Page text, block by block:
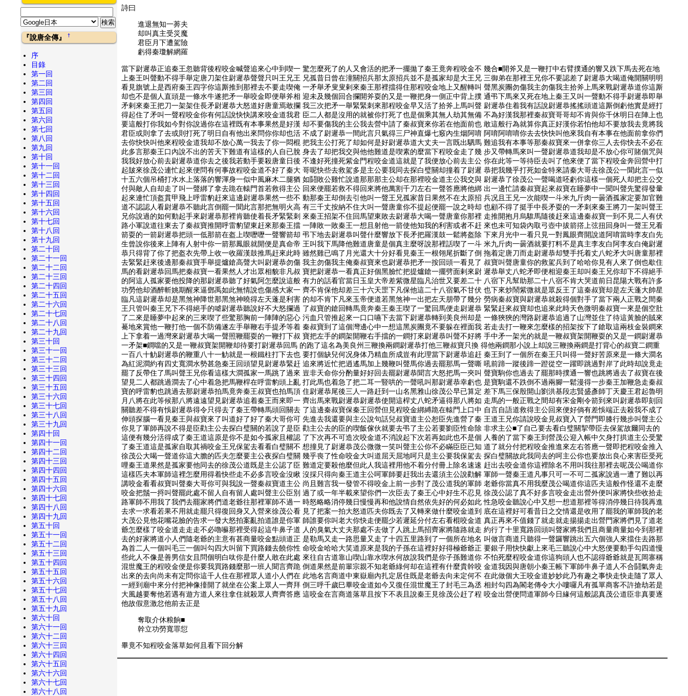
詩曰
進退無知一莾夫
却叫真主受災魔
君臣月下遭駕險
虧得秦瓊解網羅
當下尉遲恭正追秦王忽聽背後程咬金喊聲追來心中到喫一 驚怎麼死了的人又會活的把矛一擺拋了秦王竟奔程咬金不 幾合■開斧又是一鞭打中右臂撲通的響又跌下馬去死在地
上秦王叫聲動不得手舉定唐刀架住尉遲恭聲聲只叫王兄王 兄孤昔日曾在潼關招兵那太原招兵並不是孤家却是大王兄 三御弟在那裡王兄你不要認差了尉遲恭大喝道俺開關明明
看見旗號上是西府秦王四字你這厮推到那裡去不要走喫俺 一矛舉矛叟叟剌來秦王那裡擋得住那程咬金地上又醒轉叫 聲黑炭團勿傷我主勿傷我主拾斧上馬來戰尉遲恭道你這厮
却也不是個人直頭是一條水牛遂把矛一舉咬金即便舉斧相 迎未及幾個回合攔開斧耍的又是一鞭把身一側正中背上撲 通弔下馬來又死在地上秦王又叫一聲動不得手尉遲恭即舉
矛剌來秦王把刀一架架住長矛尉遲恭大怒道好唐童焉敢攔 我三次把矛一舉緊緊刺來那程咬金早又活了拾斧上馬叫聲 尉遲恭住着我有話說尉遲恭搖搖頭道這厮倒虧他實是經打
得起住了矛叫一聲程咬金你有何話說快快講來咬金道我君 臣二人都是沒用的就被你打死了也是個乘其無人劫其無備 不為好漢我那裡秦叔寶哥哥却不肯與你千休明日在陣上也
要這般打你我如今對你說過你在這裡既有本事果然是好漢 却不要傷我的主公我去營中請了秦叔寶來你若在他面前也 敢這般行為就算你真正好漢你若怕他却不要放我去竟將我
君臣或則拿了去或則打死了明日自有他出來問你你却也活 不成了尉遲恭一間此言只氣得三尸神直爆七竅內生烟阿唷 阿唷阿唷唷你去去快快叫他來我自有本事在他面前拿你們
去你快快叫他來程咬金道我却不放心萬一我去了你一悶棍 把我主公打死了却如何是好尉遲恭道大丈夫一言既出駟馬 難追我有本事等那秦叔寶來一併拿你三人去你快去不必在
此多言那秦王口內說不出的苦天下難道有這樣的人自已脫 身去了却把我交與他他難道是喫素的麼當下程咬金走了幾 步又帶轉馬來叫一聲尉遲恭道我却是不放心你可賭個咒與
我我好放心前去尉遲恭道你去之後我若動手要殺唐童日後 不逢好死撞死紫金門程咬金道這就是了我便放心前去主公 你在此等一等待臣去叫了他來便了當下程咬金奔回營中打
起皷來徐茂公連忙起來便問有何事故程咬金道不好了秦大 哥呢快些去救駕多是主公要我同去探白璧關却撞着了尉遲 恭把我幾乎打死如金特來請秦大哥去徐茂公一聞此言一似
十五六個吊桶打水水上落落的響渾身一似中風麻木二腿猶 如鬪敗公雞忙說道那那那主公却在那裡咬金道主公我交與 尉遲恭了徐茂公一聲喝道呸虧你這樣一個死人却把主公交
付與敵人自却走了叫一聲綁了拿去跪在轅門首若救得主公 回來便罷若救不得回來將他萬割千刀左右一聲答應將他綁 出一邊忙請秦叔寶起來叔寶在睡夢中一聞叫聲先驚得發暈
起來連忙頂盔貫甲飛上呼雷豹赶來這邊尉遲恭果然一些不 動那秦王却倒去引他叫一聲王兄孤家昔日果然不在太原招 兵况且王兄一次能喫一斗米九斤肉一曇酒孤家定要加官難
道不認認人看尉遲恭不聽此言倒罷一聞此言那把無明火高 有三千丈按納不住大叫一聲唐童你不提起便罷一說之時却 也顧不得了挺手中長矛耍的一矛刺來秦王將刀一架叫聲王
兄你說過的如何動起手來尉遲恭那裡肯聽使着長矛緊緊刺 來秦王招架不住回馬望東敗去尉遲恭大喝一聲唐童你那裡 走推開抱月烏騅馬隨後赶來這邊秦叔寶一到不見二人有伏
路小軍說道往東去了秦叔寶推開呼雷豹望東赶來那秦王擋 一陣敗一敗秦王一想且射他一箭使他知我的利害或者不赶 來也未可知袋內取弓壺中拔箭撘上弦扭回身叫一聲王兄看
箭耍的一箭尉遲恭把頭一低那箭在盔上喫嚦嚦一聲響箭却 弔下地去尉遲恭叫聲什麼響放下長矛把羅漢鼓一鬆將盔除 下來月光中一看只見一對鳳眼齊開說道阿唷當時李友白先
生曾說你後來上陣有人射中你一箭那鳳眼就開便是真命帝 王叫我下馬降他難道唐童是個真主麼呀說那裡話喫了一斗 米九斤肉一曇酒就要打料不是真主李友白阿李友白俺尉遲
恭只得背了你了把盔衣先帶上收一收羅漢鼓推馬赶來此時 雖然雞已鳴了月光還大十分好看見秦王一根翎尾折斷了倒 拖着定唐刀而走尉遲恭却雙手托着丈八蛇矛大叫唐童那裡
去緊緊赶來後邊那秦叔寶手舉提爐鎗高聲大叫尉遲恭勿傷 我主勿傷我主俺秦叔寶來也尉遲恭把矛一按回頭一看見了 叔寶叫聲唐童你的救駕兵到了哈哈你見有人來了倒也歇住
馬的看尉遲恭回馬把秦叔寶一看果然人才出眾相貌非凡叔 寶把尉遲恭一看真正好個黑臉忙把提爐鎗一擺劈面剌來尉 遲恭舉丈八蛇矛即便相迎秦王却叫秦王兄你却下不得絕手
的阿這人孤家要他投降的那尉遲恭聽了好氣阿怎麼說這般 有力的話看官當日玉皇大帝差紫微星臨凡治世又要差二十 八宿下凡幫助那二十八宿不肯大哭道前日昆陽大戰有許多
功勞他却酒醉斬姚期醒來逼鄧禹如此無情說也傷感大家一 齊不肯保他却差三十六天罡下凡保他這二十八宿氣不甘伏 也下來炒鬧紫微就是眾反王了這秦叔寶却是左天蓬大帥星
臨凡這尉遲恭却是黑煞神降世那黑煞神曉得左天蓬是利害 的却不肯下凡來玉帝便道若黑煞神一出把左天朋帶了幾分 勞病秦叔寶與尉遲恭就殺得個對手了當下兩人正戰之間秦
王只管叫秦王兄下不得絕手的㖸尉遲恭聽說好不大怒攔過 了叔寶的鎗回轉馬竟奔秦王秦王喫了一驚回馬便走尉遲恭 緊緊赶來叔寶却也追來此時天色微明秦叔寶一來是個空肚
了二來是睡夢中起來的三來喫了些驚那胸前一陣陣的惡心 污血只管推起來一口口嚥下去當下尉遲恭轉到美良州却是 一條狹狹的灣路尉遲恭追過了山灣並住了待這黃臉的賊來
驀地來賞他一鞭打他一個不防備遂左手舉鞭右手提矛等着 秦叔寶到了這個灣邊心中一想這黑炭團竟不要躲在裡面我 若走去打一鞭來怎麼樣的招架按下了鎗取這兩枝金裝鐧來
上下拿着一過灣來尉遲恭大喝一聲照鞭罷耍的一鞭打下叔 寶把左手的鐧架開鞭右手擋的一鐧打來尉遲恭叫聲不好將 手中矛一架光的就是一鞭叔寶架開鞭耍的又是一鐧尉遲恭
一矛架■鐧噹的又是一鞭叔寶架開鞭却待要打尉遲恭回馬 的跑了這名為美良州三鞭換兩鐧尉遲恭打他三鞭叔寶只換 得他兩鐧那小說上却說三鞭換兩鐧是打背心的叔寶二鐧重
一百八十觔尉遲恭的鞭重八十一觔就是一根鐵柱打下去也 要打個缺兒何况身体乃精血所成豈有此理當下尉遲恭追赶 秦王到了一個所在秦王只叫得一聲好苦原來是一條大澗名
為紅泥澗約有四丈寬澗水勢甚急秦王回頭望見尉遲恭緊赶 追來將近忙把逍遙馬加上幾鞭叫聲馬你過去罷那馬一聲嘶 吼前蹄一蹤後蹄一蹬從空一躍即跳過對岸了此時却說竟走
罷了反帶住了馬叫聲王兄你看這樣大澗孤家一馬跳了過來 豈非天命你分酌量好好回去罷尉遲恭聞言大怒把馬一夾叫 聲寶駒你也過去了罷那時撲通一響也跳將過去了叔寶在後
望見二人都跳過澗去了心中着急把馬鞭桿在呼雷豹頭上亂 打此馬也着急了把二耳一豎哄的一聲吼叫那尉遲恭幸虧也 是寶駒還不跌倒不過兩腳一鬆漫得一步秦王加鞭急走秦叔
寶的呼雷豹也跳過去那尉遲恭拍馬竟奔秦王叔寶也拍馬頂 住尉遲恭尾後三人一路赶到一山名黑雅山徐茂公早已算定 差下馬三保殷開山劉洪基段志賢盛彥師丁天慶王君起魯明
月八將在此等候那八將遠遠望見尉遲恭追着秦王而來即一 齊出馬來戰尉遲恭尉遲恭使開這桿丈八蛇矛逼得那八將如 走馬的一般正戰之間却有宋金剛令箭到來叫尉遲恭即刻回
關聽差不得有悞尉遲恭得令只得去了秦王帶轉馬頭回關去 了這邊秦叔寶保秦王回營但見程咬金綁縛跪在轅門上口中 自言自語道救得主公回來便好倘有差悞端正去殺我不成了
伸頭探腦一看見秦王與叔寶來了叫道好了好了秦大哥你可 先進去我還要與主公說句話兒叔寶道主公恕臣先進營了秦 王道王兄你請說咬金見叔寶入了營門即膝行幾步叫聲主公
你見了軍師再說不得是臣勸主公去探白璧關的若說了是臣 勸主公去的臣的喫飯傢伙就要去弔了主公若要劉臣性命除 非求主公■了自己要去看白璧關挈帶臣去保駕故爾同去的
這便有幾分活得成了秦王道這原是你不是如今孤家且權認 了下次再不可造次咬金道不消說起下次若再如此也不是個 人養的了當下秦王到營茂公迎入帳中欠身打拱道主公受驚
了秦王道這是孤家自取其禍咬金王兄保駕去看看白璧關不 想撞見了尉遲恭茂公微微一笑叫聲主公你不必瞞臣臣已知 道了就分付把程咬金推進來左右答應一聲即把程咬金推入
徐茂公大喝一聲道你這大膽的匹夫怎麼要主公夜探白璧關 幾乎喪了性命咬金大叫道屈天屈地呵只是主公要我保駕去 探白璧關故此我同去的呵主公你也要放出良心來害臣受死
哩秦王道果然是孤家要他同去的徐茂公道既是主公認了臣 難道定要殺他麼但此人我這裡用他不着分付冊上除名速速 赶出去咬金道你這裡除名不用叫我往那裡去呢茂公喝道你
這樣匹夫本軍師這裡怎麼用得着快些走不必多言咬金沒瞅 沒採只得向秦王道主公呵軍師要赶我出去還須主公說勸解 軍師一聲秦王道凡事只可一不可二孤家說過一遭了難以再
講咬金看看叔寶叫聲秦大哥你可與我說一聲秦叔寶道主公 尚且難言我一發管不得咬金上前一步對了茂公道我的軍師 老爺你當真不用我麼茂公喝道你這匹夫這般作怪還不走麼
咬金把鬚一捋叫聲罷此處不留人自有留人處叫聲主公臣別 過了或一年半載來望你們一次臣去了秦王心中好生不忍見 徐茂公認了真不好多言咬金走出營外便叫家將快些收拾走
路軍師不用我了我們去罷家將們道老爺往那裡軍師不過一 時怒略略消停幾日慢慢再和他說情自然依先好的何必如此 性急咬金聽說心中又想一想道那裡等得消停幾日待我再進
去求一求看若果不用就走罷只得復回身又入營來徐茂公看 見了把案一拍大怒道匹夫你既去了又轉來做什麼咬金道到 底在這裡好可看昔日之交情還是收用了罷我的軍師我的老
大茂公見他花嘴花臉的告求一發大怒拍案亂拍道誰是你軍 師誰要你叫老大你快走便罷少若遲延分付左右看棍咬金道 真正再來不值錢了就走就走揚揚走出營門家將們見了道老
爺怎麼樣了咬金道走走走不必嚕囌那裡受得起這牛鼻子道 人的臭氣大丈夫那處不去做了人跳上馬招齊家將隨路就走 約行了十里寬路回頭叫聲家將我們且商量商量如今到那裡
去的好家將道小人們隨老爺的主意有甚商量咬金點頭道正 是勒馬又走一路思量又走了十四五里路到了一個所在地名 叫做言商道只聽得一聲鑼響跳出五六個強人來擋住去路那
為首二人一個叫毛三一個叫勾四大叫留下買路錢去饒你性 命咬金哈哈大笑道原來是我的子孫在這裡好好得極爺爺正 要銀子用快快獻上來毛三聽說心中大怒便要動手勾四道慢
些此人不像是善男信女且問個明白呔你是什麼人敢在此處 來往自古道靠山喫山靠水喫水何故說我們是你子孫難道你 不怕死麼程咬金道你這狗頭人也不認得爺爺就是瓦岡寨稱
混世魔王的程咬金便是你要我買路錢麼那一班人聞言齊跪 倒道果然是前輩宗親不知老爺綠何却在這裡有什麼貴幹咬 金道我因與唐朝小秦王帳下軍師牛鼻子道人不合鬪氣奔走
出來的去向尚未有定問你這千人住在那裡眾人道小人們在 此地名言商道中東嶽廟內扎定居住既是老爺去向未定何不 在此做個大王咬金道妙妙此乃有趣之事快走快走隨了眾人
一經到廟中來分付把神像擡開了就坐在公案上眾人一齊拜 倒三呼千歲巳畢咬金道如今又復任混世魔王了封毛三為丞 相封勾四為閣老傳令大小嘍囉凡有孤單商客不許搶劫若是
大風越要奪他若遇有遊方道人來往拿住就殺眾人齊齊答應 這咬金在言商道落草且按下不表且說秦王見徐茂公赶了程 咬金出營便問道軍師今日緣何這般認真茂公道臣非真要逐
他故假意激忿他前去正是
奪取介休粮餉■
幹立功勞寬罪愆
畢竟不知程咬金落草如何且看下回分解
『說唐全傳』†
序
目錄
第一回
第二回
第三回
第四回
第五回
第六回
第七回
第八回
第九回
第十回
第十一回
第十二回
第十三回
第十四回
第十五回
第十六回
第十七回
第十八回
第十九回
第二十回
第二十一回
第二十二回
第二十三回
第二十四回
第二十五回
第二十六回
第二十七回
第二十八回
第二十九回
第三十回
第三十一回
第三十二回
第三十三回
第三十四回
第三十五回
第三十六回
第三十七回
第三十八回
第三十九回
第四十回
第四十一回
第四十二回
第四十三回
第四十四回
第四十五回
第四十六回
第四十七回
第四十八回
第四十九回
第五十回
第五十一回
第五十二回
第五十三回
第五十四回
第五十五回
第五十六回
第五十七回
第五十八回
第五十九回
第六十回
第六十一回
第六十二回
第六十三回
第六十四回
第六十五回
第六十六回
第六十七回
第六十八回